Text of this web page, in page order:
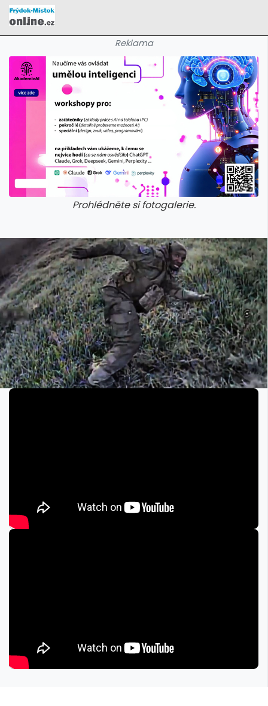
Reklama
Prohlédněte si fotogalerie.